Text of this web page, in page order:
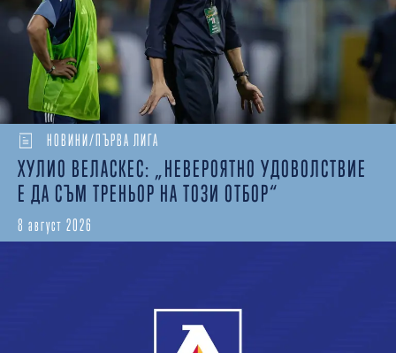
НОВИНИ/ПЪРВА ЛИГА
ХУЛИО ВЕЛАСКЕС: „НЕВЕРОЯТНО УДОВОЛСТВИЕ
Е ДА СЪМ ТРЕНЬОР НА ТОЗИ ОТБОР“
8 август 2026